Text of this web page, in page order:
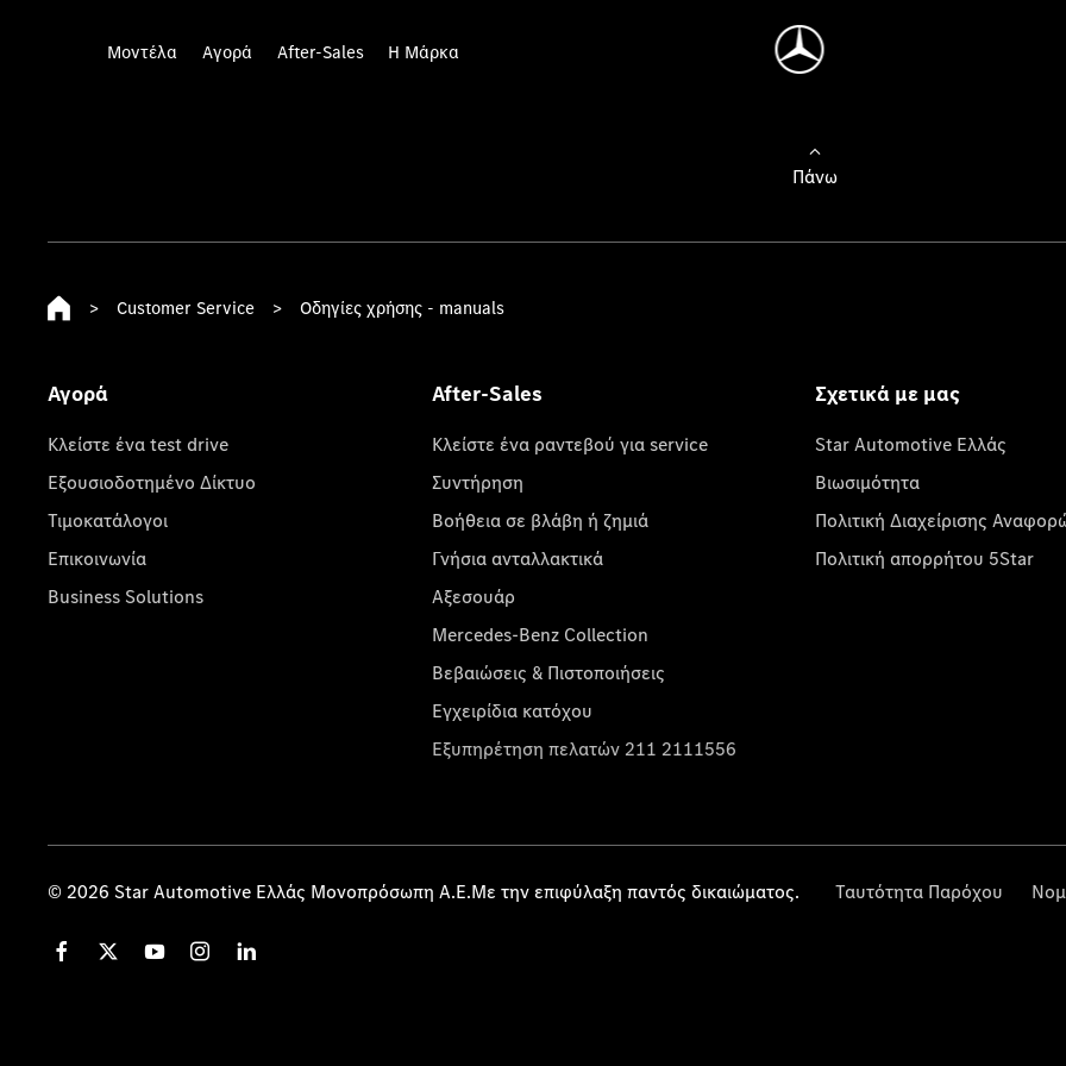
Μοντέλα Αγορά After-Sales Η Μάρκα
Πάνω
> Customer Service > Οδηγίες χρήσης - manuals
Αγορά
Κλείστε ένα test drive
Εξουσιοδοτημένο Δίκτυο
Τιμοκατάλογοι
Επικοινωνία
Business Solutions
After-Sales
Κλείστε ένα ραντεβού για service
Συντήρηση
Βοήθεια σε βλάβη ή ζημιά
Γνήσια ανταλλακτικά
Αξεσουάρ
Mercedes-Benz Collection
Βεβαιώσεις & Πιστοποιήσεις
Εγχειρίδια κατόχου
Εξυπηρέτηση πελατών 211 2111556
Σχετικά με μας
Star Automotive Ελλάς
Βιωσιμότητα
Πολιτική Διαχείρισης
Πολιτική απορρήτου 5Star
© 2026 Star Automotive Ελλάς Μονοπρόσωπη Α.Ε.Με την επιφύλαξη παντός δικαιώματος. Ταυτότητα Παρόχου